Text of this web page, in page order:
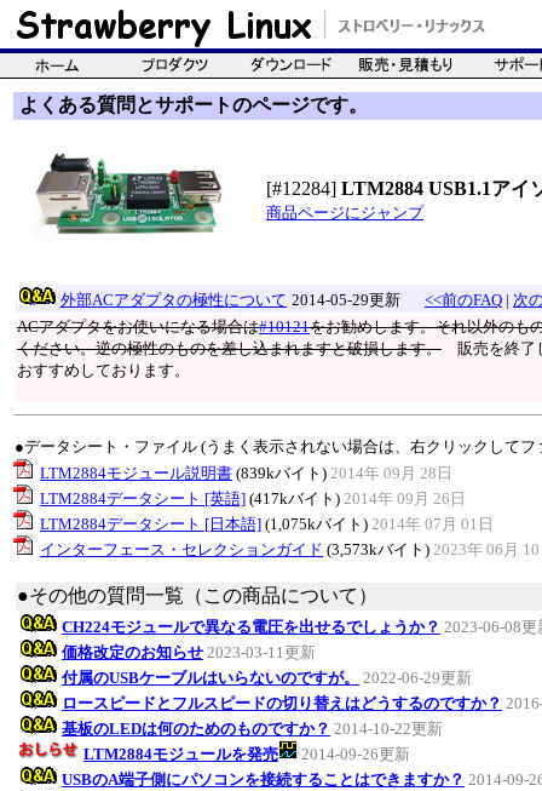
よくある質問とサポートのページです。
[#12284] LTM2884 USB1.1アイ
商品ページにジャンプ
外部ACアダプタの極性について 2014-05-29更新 <<前のFAQ | 次
ACアダプタをお使いになる場合は#10121をお勧めします。それ以外のも
ください。逆の極性のものを差し込まれますと破損します。 販売を終了
おすすめしております。
●データシート・ファイル (うまく表示されない場合は、右クリックして
LTM2884モジュール説明書 (839kバイト) 2014年 09月 28日
LTM2884データシート [英語] (417kバイト) 2014年 09月 26日
LTM2884データシート [日本語] (1,075kバイト) 2014年 07月 01日
インターフェース・セレクションガイド (3,573kバイト) 2023年 06月
●その他の質問一覧（この商品について）
CH224モジュールで異なる電圧を出せるでしょうか？ 2023-06-08更
価格改定のお知らせ 2023-03-11更新
付属のUSBケーブルはいらないのですが。
2022-06-29更新
ロースピードとフルスピードの切り替えはどうするのですか？
基板のLEDは何のためのものですか？ 2014-10-22更新
LTM2884モジュールを発売
2014-09-26更新
USBのA端子側にパソコンを接続することはできますか？ 2014-09-